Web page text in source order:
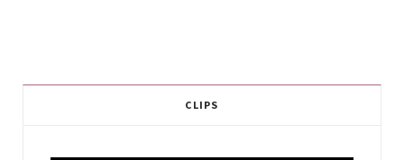
CLIPS